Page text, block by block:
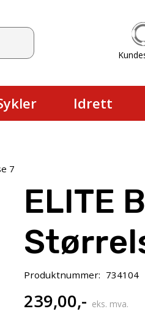
Idrett
7
ELITE
Produktnummer: 734104
239,00,- eks. mva.